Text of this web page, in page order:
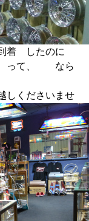
したのに
って、 なら
ださいませ